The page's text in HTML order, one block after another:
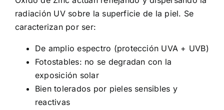
radiación UV sobre la superficie de la piel. Se
caracterizan por ser:
De amplio espectro (protección UVA + UVB)
Fotostables: no se degradan con la
exposición solar
Bien tolerados por pieles sensibles y
reactivas